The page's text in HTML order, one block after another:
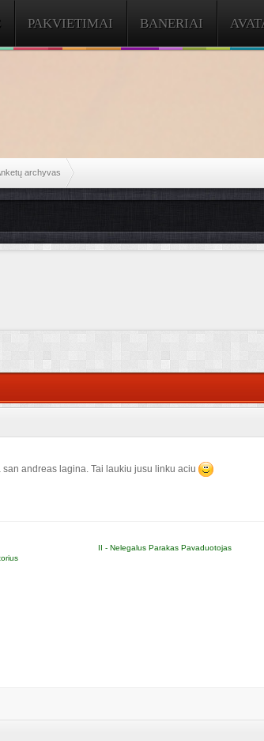
PAKVIETIMAI BANERIAI
archyvas
Gal turit
andreas lagina. Tai laukiu jusu linku aciu
II - Nelegalus Parakas Pavaduotojas